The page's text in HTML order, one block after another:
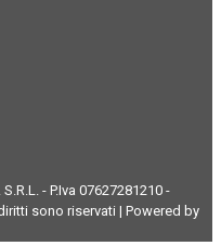
- P.Iva 07627281210 -
sono riservati | Powered by